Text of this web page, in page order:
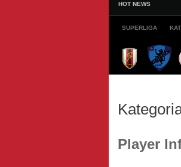
HOT NEWS
SUPERLIGA
Player